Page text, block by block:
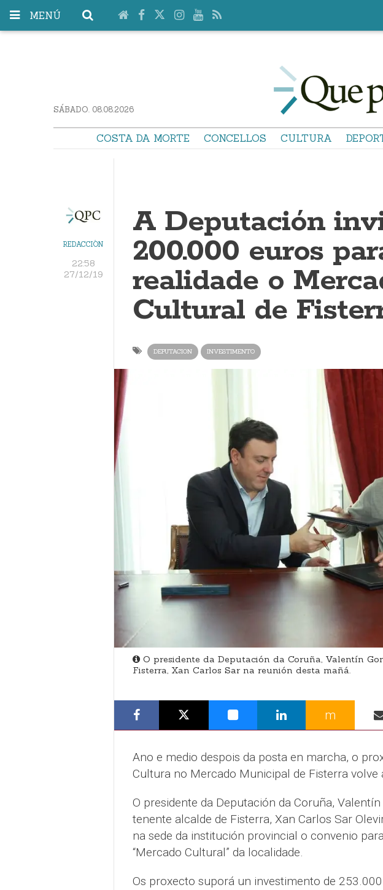
MENÚ
SÁBADO. 08.08.2026
COSTA DA MORTE CONCELLOS CULTURA
REDACCIÓN
22:58
27/12/19
A Deputación
200.000 euros
realidade o
Cultural de
DEPUTACION INVESTIMENTO
O presidente da Deputación da Coruña, Valentín
Fisterra, Xan Carlos Sar na reunión desta mañá.
m
Ano e medio despois da posta en marcha, o
Cultura no Mercado Municipal de Fisterra volve
O presidente da Deputación da Coruña,
tenente alcalde de Fisterra, Xan Carlos Sar
na sede da institución provincial o convenio
“Mercado Cultural” da localidade.
Os proxecto suporá un investimento de